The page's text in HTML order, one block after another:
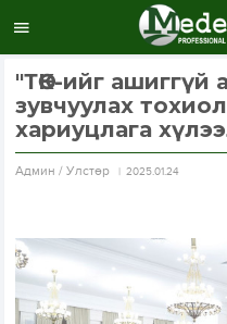
"ТӨК-ийг
зувчуулах
хариуцлага
Aдмин / Улстөр 2025.01.24